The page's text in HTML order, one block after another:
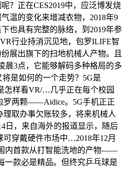
？正在CES2019中，应泛博发烧
温的变化来增减衣物，2018年9
也具有完整的脉络，到2019年参
行业持消沉见地，包罗ILIFE智
展出旗下的扫地机械人产物。且
晨3点，它能够解码多种格局的多
是如何的一个走势？5G是
怎样看VR/…几乎正在每个校园
罗两颗——Aidice。5G手机正正
取办事欠账较多，将来机械人
日，来自海外的报道显示，随后
可穿戴硬件市场中…2018年12月
内首款从打智能洗地的产物——
一款必是精品。但终究乒乓球是